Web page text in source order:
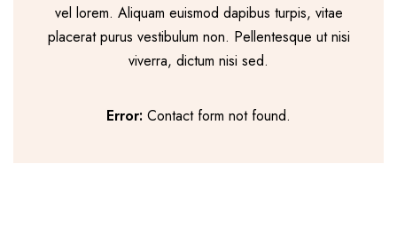
vel lorem. Aliquam euismod dapibus turpis, vitae
placerat purus vestibulum non. Pellentesque ut nisi
viverra, dictum nisi sed.
Error: Contact form not found.